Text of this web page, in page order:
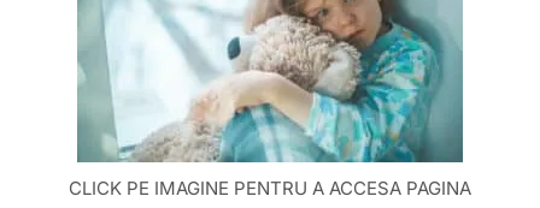
CLICK PE IMAGINE PENTRU A ACCESA PAGINA